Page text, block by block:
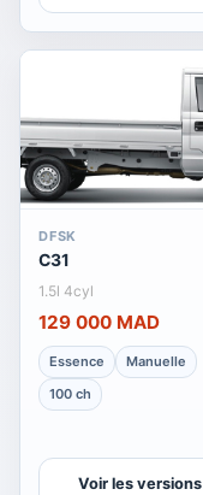
DFSK
C31
1.5l 4cyl
129 000 MAD
Essence
Manuelle
100 ch
Voir les versions